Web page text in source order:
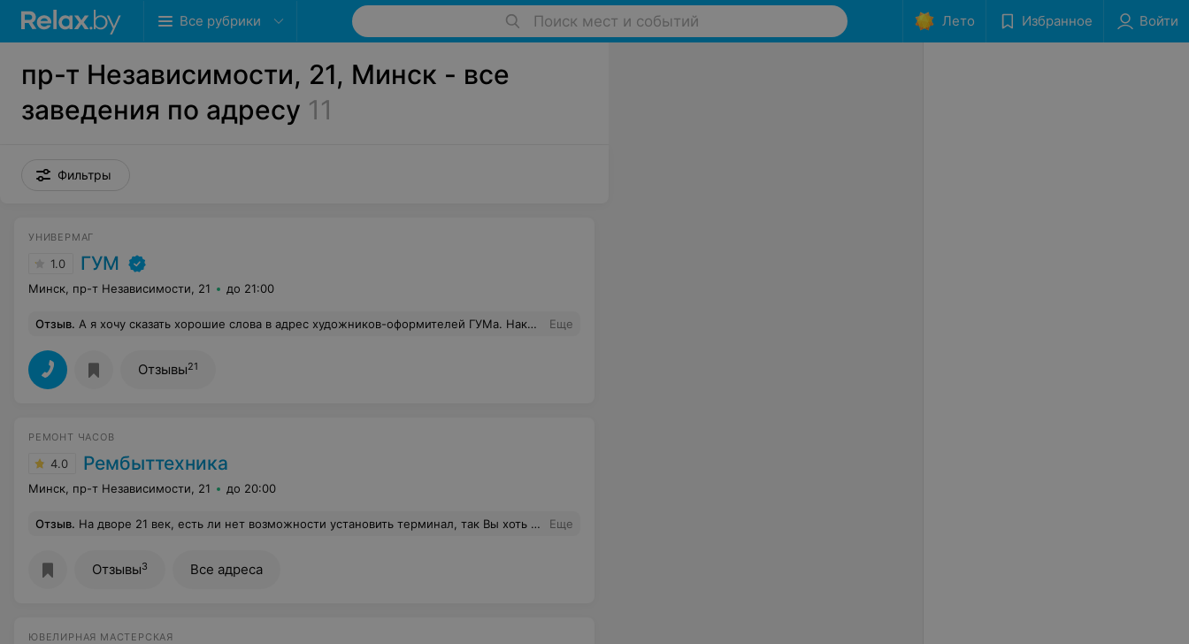
Все рубрики Поиск мест и событий Лето Избранное Войти
пр-т Независимости, 21, Минск - все
заведения по адресу 11
Фильтры
УНИВЕРМАГ
1.0 ГУМ
Минск, пр-т Независимости, 21 до 21:00
Отзыв. А я хочу сказать хорошие слова в адрес художников-оформителей ГУМа. Наконец-то у этого магазина появилось адекватное как архитектуре здания,так и его интерьеру оформление витрин и залов. Все скромно, лаконично и со вкусом. Никаких кастрюль, сковородок и рулонов тканей.Видно,что располагают они ограниченными материальными средствами. Но для настоящего мастера, судя по всему, это не проблема. Лично мне особенно понравилась тема с музыкальными инструментами. Спасибо Еще
Отзывы21
РЕМОНТ ЧАСОВ
4.0 Рембыттехника
Минск, пр-т Независимости, 21 до 20:00
Отзыв. На дворе 21 век, есть ли нет возможности установить терминал, так Вы хоть разоритесь на табличку!!!! Чтоб люди потом не бегали в поисках подходящего банкомата! Еще
Отзывы3 Все адреса
ЮВЕЛИРНАЯ МАСТЕРСКАЯ